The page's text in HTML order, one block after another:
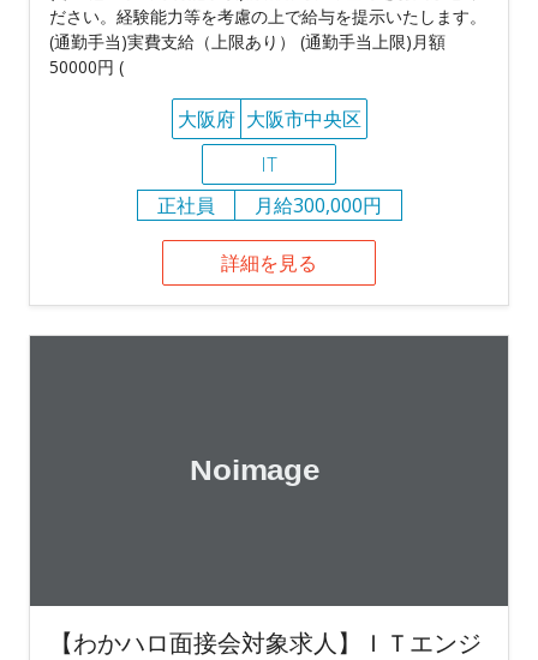
ださい。経験能力等を考慮の上で給与を提示いたします。
(通勤手当)実費支給（上限あり） (通勤手当上限)月額
50000円 (
大阪府 大阪市中央区
IT
正社員
月給300,000円
詳細を見る
【わかハロ面接会対象求人】ＩＴエンジ